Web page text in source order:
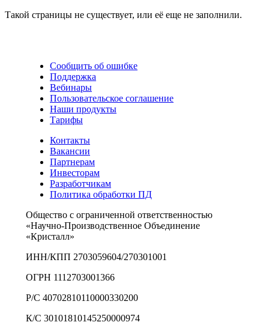
Такой страницы не существует, или её еще не заполнили.
Сообщить об ошибке
Поддержка
Вебинары
Пользовательское соглашение
Наши продукты
Тарифы
Контакты
Вакансии
Партнерам
Инвесторам
Разработчикам
Политика обработки ПД
Общество с ограниченной ответственностью
«Научно-Производственное Объединение
«Кристалл»
ИНН/КПП 2703059604/270301001
ОГРН 1112703001366
Р/С 40702810110000330200
К/С 30101810145250000974